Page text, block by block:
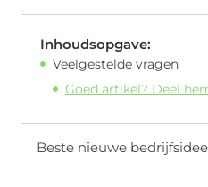
Inhoudsopgave:
Veelgestelde vragen
Goed artikel? Deel
Beste nieuwe